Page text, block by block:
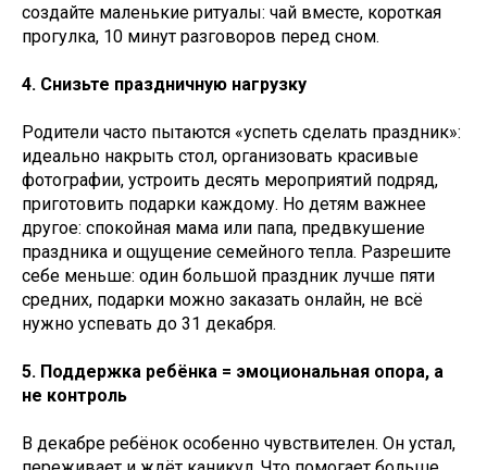
создайте маленькие ритуалы: чай вместе, короткая
прогулка, 10 минут разговоров перед сном.
4. Снизьте праздничную нагрузку
Родители часто пытаются «успеть сделать праздник»:
идеально накрыть стол, организовать красивые
фотографии, устроить десять мероприятий подряд,
приготовить подарки каждому. Но детям важнее
другое: спокойная мама или папа, предвкушение
праздника и ощущение семейного тепла. Разрешите
себе меньше: один большой праздник лучше пяти
средних, подарки можно заказать онлайн, не всё
нужно успевать до 31 декабря.
5. Поддержка ребёнка = эмоциональная опора, а
не контроль
В декабре ребёнок особенно чувствителен. Он устал,